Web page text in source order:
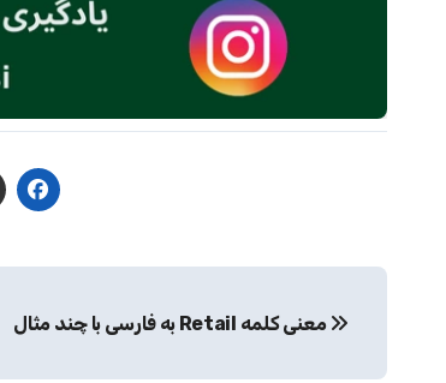
نوشتهمعنی کلمه Retail به فارسی با چند مثال